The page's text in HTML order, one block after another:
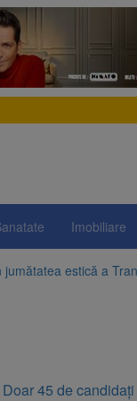
Imobiliare
estică a
soția de două ori
Bărbat prins în
inițiativei de
45 de candidați